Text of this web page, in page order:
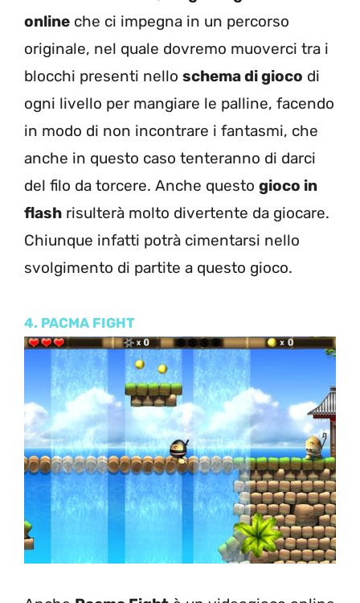
online che ci impegna in un percorso
originale, nel quale dovremo muoverci tra i
blocchi presenti nello schema di gioco di
ogni livello per mangiare le palline, facendo
in modo di non incontrare i fantasmi, che
anche in questo caso tenteranno di darci
del filo da torcere. Anche questo gioco in
flash risulterà molto divertente da giocare.
Chiunque infatti potrà cimentarsi nello
svolgimento di partite a questo gioco.
4. PACMA FIGHT